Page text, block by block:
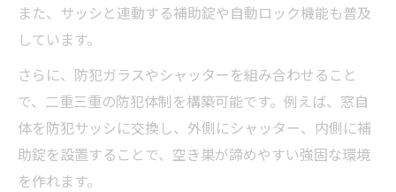
また、サッシと連動する補助錠や自動ロック機能も普及
しています。
さらに、防犯ガラスやシャッターを組み合わせること
で、二重三重の防犯体制を構築可能です。例えば、窓自
体を防犯サッシに交換し、外側にシャッター、内側に補
助錠を設置することで、空き巣が諦めやすい強固な環境
を作れます。